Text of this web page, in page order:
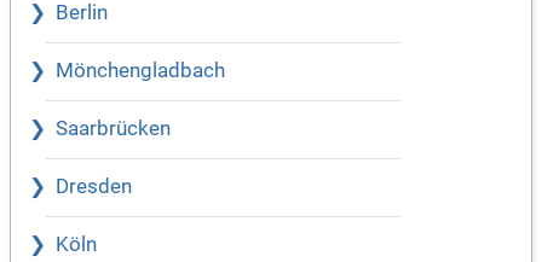
Berlin
Mönchengladbach
Saarbrücken
Dresden
Köln